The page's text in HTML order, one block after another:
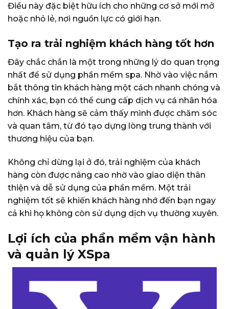
Điều này đặc biệt hữu ích cho những cơ sở mới mở
hoặc nhỏ lẻ, nơi nguồn lực có giới hạn.
Tạo ra trải nghiệm khách hàng tốt hơn
Đây chắc chắn là một trong những lý do quan trọng
nhất để sử dụng phần mềm spa. Nhờ vào việc nắm
bắt thông tin khách hàng một cách nhanh chóng và
chính xác, bạn có thể cung cấp dịch vụ cá nhân hóa
hơn. Khách hàng sẽ cảm thấy mình được chăm sóc
và quan tâm, từ đó tạo dựng lòng trung thành với
thương hiệu của bạn.
Không chỉ dừng lại ở đó, trải nghiệm của khách
hàng còn được nâng cao nhờ vào giao diện thân
thiện và dễ sử dụng của phần mềm. Một trải
nghiệm tốt sẽ khiến khách hàng nhớ đến bạn ngay
cả khi họ không còn sử dụng dịch vụ thường xuyên.
Lợi ích của phần mềm vận hành
và quản lý XSpa